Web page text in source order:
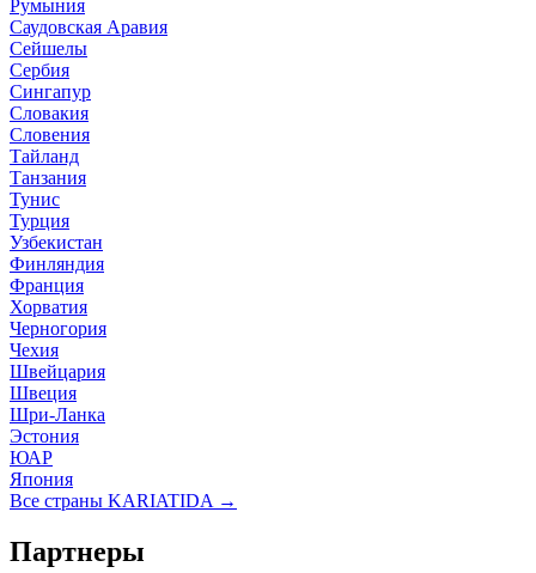
Румыния
Саудовская Аравия
Сейшелы
Сербия
Сингапур
Словакия
Словения
Тайланд
Танзания
Тунис
Турция
Узбекистан
Финляндия
Франция
Хорватия
Черногория
Чехия
Швейцария
Швеция
Шри-Ланка
Эстония
ЮАР
Япония
Все страны KARIATIDA →
Партнеры